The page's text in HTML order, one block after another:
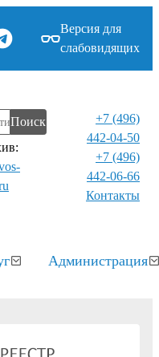
Версия для
слабовидящих
Поиск
+7 (496)
442-04-50
+7 (496)
442-06-66
Контакты⁠
Администрация